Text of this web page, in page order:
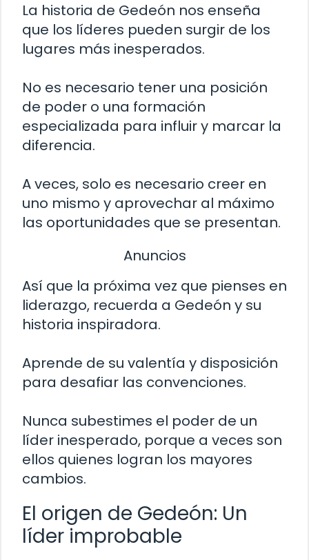
La historia de Gedeón nos enseña
que los líderes pueden surgir de los
lugares más inesperados.
No es necesario tener una posición
de poder o una formación
especializada para influir y marcar la
diferencia.
A veces, solo es necesario creer en
uno mismo y aprovechar al máximo
las oportunidades que se presentan.
Anuncios
Así que la próxima vez que pienses en
liderazgo, recuerda a Gedeón y su
historia inspiradora.
Aprende de su valentía y disposición
para desafiar las convenciones.
Nunca subestimes el poder de un
líder inesperado, porque a veces son
ellos quienes logran los mayores
cambios.
El origen de Gedeón: Un
líder improbable